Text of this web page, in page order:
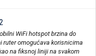
WiFi hotspot brzina do
ruter omogućava korisnicima
na fiksnoj liniji na svakom